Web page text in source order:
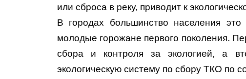
или сброса в реку, приводит к
В городах большинство населения
молодые горожане первого поколения.
сбора и контроля за экологией, а
экологическую систему по сбору ТКО по